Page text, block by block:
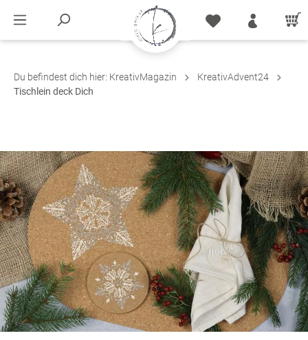
Du befindest dich hier: KreativMagazin
KreativAdvent24
Tischlein deck Dich